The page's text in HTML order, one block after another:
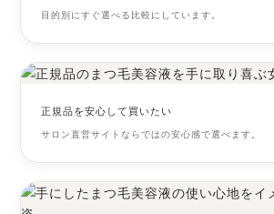
目的別にすぐ選べる比較にしています。
正規品を安心して買いたい
サロン直営サイトならではの安心感で選べます。